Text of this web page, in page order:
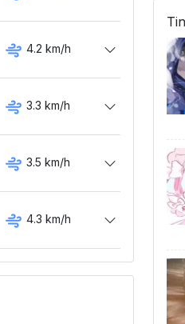
4.2 km/h
3.3 km/h
3.5 km/h
4.3 km/h